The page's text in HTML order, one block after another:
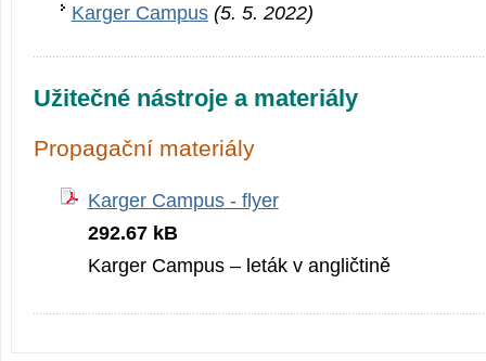
Karger Campus (5. 5. 2022)
Užitečné nástroje a materiály
Propagační materiály
Karger Campus - flyer
292.67 kB
Karger Campus – leták v angličtině